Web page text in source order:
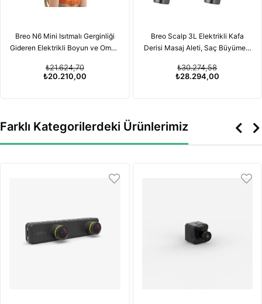
Breo N6 Mini Isıtmalı Gerginliği
Gideren Elektrikli Boyun ve Omuz
₺20.210,00
₺21.624,70
Breo Scalp 3L Elektrikli Kafa
Derisi Masaj Aleti, Saç Büyümesi
Özelliğiyle
₺28.294,00
₺30.274,58
Farklı Kategorilerdeki Ürünlerimiz